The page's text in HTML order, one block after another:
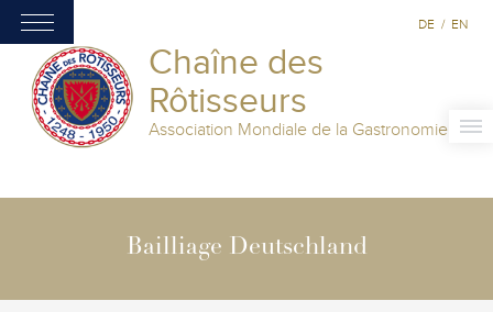
Chaîne des
Rôtisseurs
Association Mondiale de la Gastronomie
DE / EN
Bailliage Deutschland